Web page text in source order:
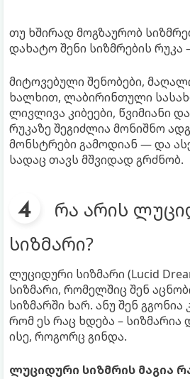
თუ ხშირად მოგზაურობ
დახატო შენი სიზმრების
მიტოვებული შენობები,
ხალხით, ლაბირინთული
ლივლივა კიბეები, წვიმიანი
რუკაზე შეგიძლია მონიშნო
მონსტრები გამოდიან — და
სადაც თავს მშვიდად გრძნობ.
რა არის
სიზმარი?
ლუციდური სიზმარი (Lucid
სიზმარი, რომელშიც შენ
სიზმარში ხარ. ანუ შენ გგონია
რომ ეს რაც ხდება – სიზმარია
ისე, როგორც გინდა.
ლუციდური სიზმრის მაგია